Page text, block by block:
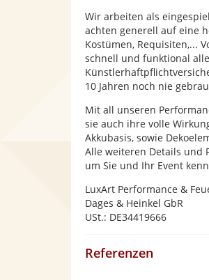
Wir arbeiten als
achten generell auf eine
Kostümen, Requisiten,...
schnell und funktional
10 Jahren noch nie
Mit all unseren
sie auch ihre volle
Akkubasis, sowie
Alle weiteren Details und
um Sie und Ihr Event
LuxArt Performance &
Dages & Heinkel GbR
USt.: DE34419666
Referenzen